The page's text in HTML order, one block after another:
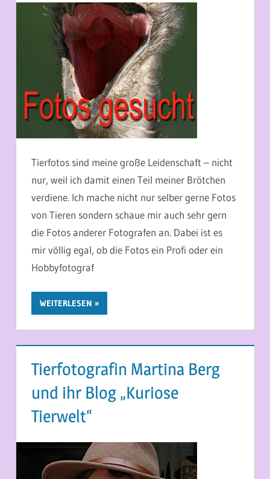
Tierfotos sind meine große Leidenschaft – nicht
nur, weil ich damit einen Teil meiner Brötchen
verdiene. Ich mache nicht nur selber gerne Fotos
von Tieren sondern schaue mir auch sehr gern
die Fotos anderer Fotografen an. Dabei ist es
mir völlig egal, ob die Fotos ein Profi oder ein
Hobbyfotograf
WEITERLESEN
Tierfotografin Martina Berg
und ihr Blog „Kuriose
Tierwelt“
23. APRIL 2014
MARTINA BERG